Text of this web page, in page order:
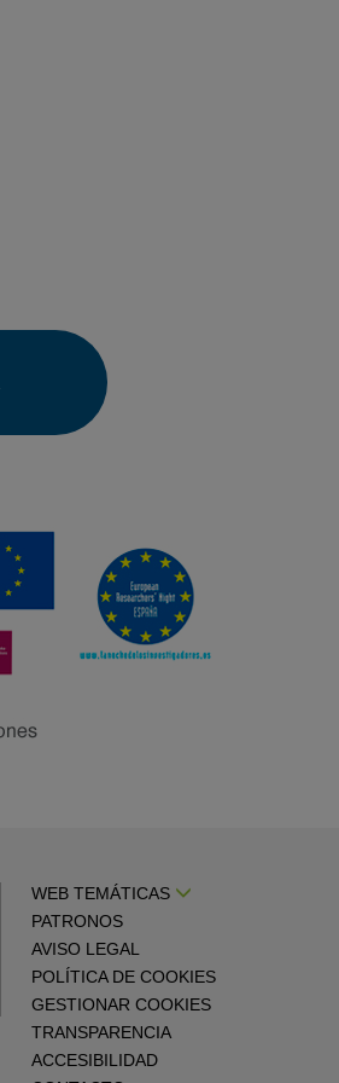
WEB TEMÁTICAS
PATRONOS
AVISO LEGAL
POLÍTICA DE COOKIES
GESTIONAR COOKIES
TRANSPARENCIA
ACCESIBILIDAD